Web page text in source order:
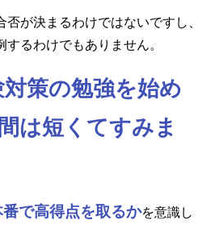
が決まるわけではないですし、
るわけでもありません。
策の勉強を始め
は短くてすみま
で高得点を取るかを意識し